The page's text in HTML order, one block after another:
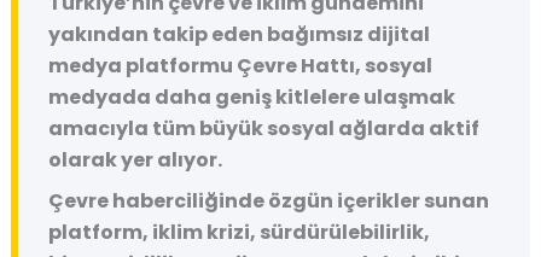
yakından takip eden bağımsız dijital
medya platformu Çevre Hattı, sosyal
medyada daha geniş kitlelere ulaşmak
amacıyla tüm büyük sosyal ağlarda aktif
olarak yer alıyor.
Çevre haberciliğinde özgün içerikler sunan
platform, iklim krizi, sürdürülebilirlik,